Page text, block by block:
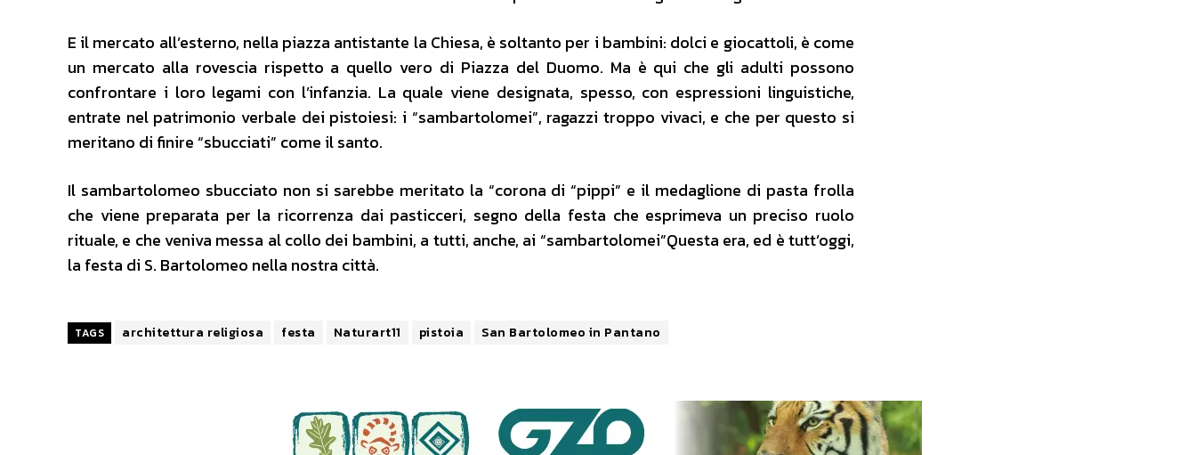
E il mercato all’esterno, nella piazza antistante la Chiesa, è soltanto per i bambini: dolci e giocattoli, è come
un mercato alla rovescia rispetto a quello vero di Piazza del Duomo. Ma è qui che gli adulti possono
confrontare i loro legami con l’infanzia. La quale viene designata, spesso, con espressioni linguistiche,
entrate nel patrimonio verbale dei pistoiesi: i “sambartolomei”, ragazzi troppo vivaci, e che per questo si
meritano di finire “sbucciati” come il santo.
Il sambartolomeo sbucciato non si sarebbe meritato la “corona di “pippi” e il medaglione di pasta frolla
che viene preparata per la ricorrenza dai pasticceri, segno della festa che esprimeva un preciso ruolo
rituale, e che veniva messa al collo dei bambini, a tutti, anche, ai “sambartolomei”Questa era, ed è tutt’oggi,
la festa di S. Bartolomeo nella nostra città.
TAGS architettura religiosa festa Naturart11 pistoia San Bartolomeo in Pantano